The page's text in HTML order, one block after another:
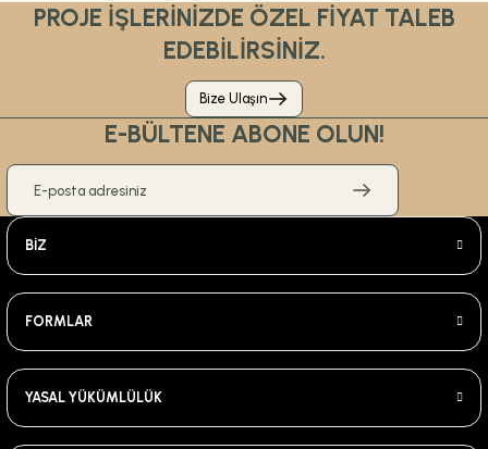
PROJE İŞLERİNİZDE ÖZEL FİYAT TALEB
EDEBİLİRSİNİZ.
Bize Ulaşın
E-BÜLTENE ABONE OLUN!
BİZ
FORMLAR
YASAL YÜKÜMLÜLÜK